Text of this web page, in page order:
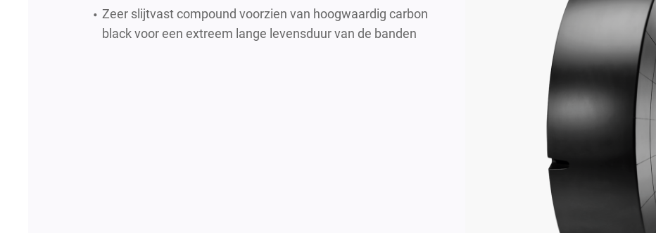
Zeer slijtvast compound voorzien van hoogwaardig carbon
black voor een extreem lange levensduur van de banden